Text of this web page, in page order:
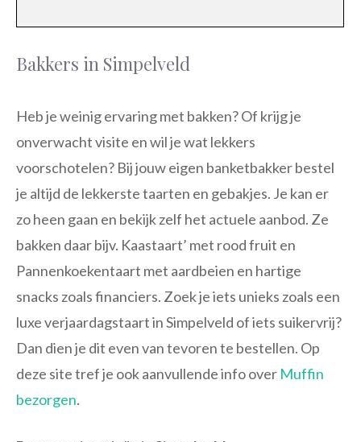
Bakkers in Simpelveld
Heb je weinig ervaring met bakken? Of krijg je
onverwacht visite en wil je wat lekkers
voorschotelen? Bij jouw eigen banketbakker bestel
je altijd de lekkerste taarten en gebakjes. Je kan er
zo heen gaan en bekijk zelf het actuele aanbod. Ze
bakken daar bijv. Kaastaart’ met rood fruit en
Pannenkoekentaart met aardbeien en hartige
snacks zoals financiers. Zoek je iets unieks zoals een
luxe verjaardagstaart in Simpelveld of iets suikervrij?
Dan dien je dit even van tevoren te bestellen. Op
deze site tref je ook aanvullende info over Muffin
bezorgen.